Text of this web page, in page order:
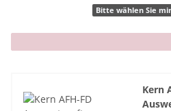
Bitte wählen Sie
x
Kern